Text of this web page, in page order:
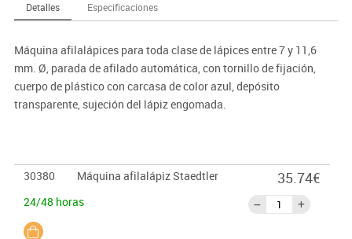
Detalles Especificaciones
Máquina afilalápices para toda clase de lápices entre 7 y 11,6
mm. Ø, parada de afilado automática, con tornillo de fijación,
cuerpo de plástico con carcasa de color azul, depósito
transparente, sujeción del lápiz engomada.
30380
Máquina afilalápiz Staedtler
24/48 horas
35.74€